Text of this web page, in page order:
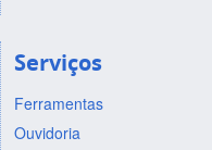
Serviços
Ferramentas
Ouvidoria